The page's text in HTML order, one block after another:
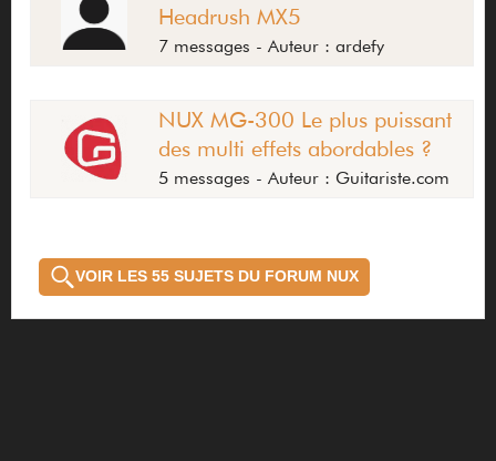
Headrush MX5
7 messages - Auteur : ardefy
NUX MG-300 Le plus puissant
des multi effets abordables ?
5 messages - Auteur : Guitariste.com
VOIR LES 55 SUJETS DU FORUM NUX